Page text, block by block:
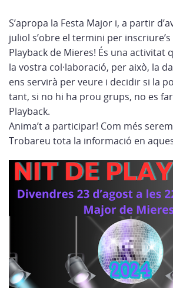
S’apropa la Festa Major i, a partir
juliol s’obre el termini per
Playback de Mieres! És una activitat
la vostra col·laboració, per això, la
ens servirà per veure i decidir si la
tant, si no hi ha prou grups, no es
Playback.
Anima’t a participar! Com més
Trobareu tota la informació en